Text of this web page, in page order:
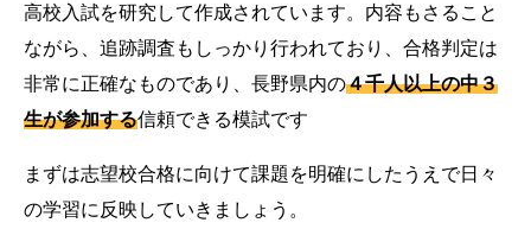
高校入試を研究して作成されています。 内容もさること
ながら、追跡調査もしっかり行われており、合格判定は
非常に正確なものであり、 長野県内の４千人以上の中３
生が参加する信頼できる模試です
まずは志望校合格に向けて課題を明確にしたうえで日々
の学習に反映していきましょう。